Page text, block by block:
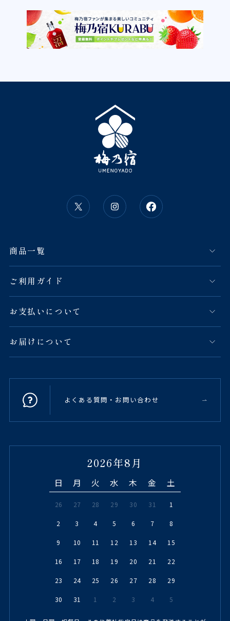
商品一覧
ご利用ガイド
お支払いについて
お届けについて
よくある質問・お問い合わせ
2026年8月
日 月 火 水 木 金 土
26 27 28 29 30 31 1
2 3 4 5 6 7 8
9 10 11 12 13 14 15
16 17 18 19 20 21 22
23 24 25 26 27 28 29
30 31 1 2 3 4 5